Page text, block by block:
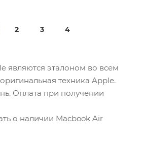
2 3 4
являются эталоном во всем
техника Apple.
Оплата при получении
о наличии Macbook Air